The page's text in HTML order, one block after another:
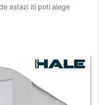
astazi iti poti alege